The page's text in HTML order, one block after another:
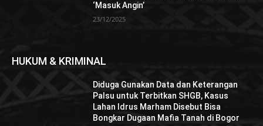
‘Masuk Angin’
23/12/2025
HUKUM & KRIMINAL
Diduga Gunakan Data dan Keterangan
Palsu untuk Terbitkan SHGB, Kasus
Lahan Idrus Marham Disebut Bisa
Bongkar Dugaan Mafia Tanah di Bogor